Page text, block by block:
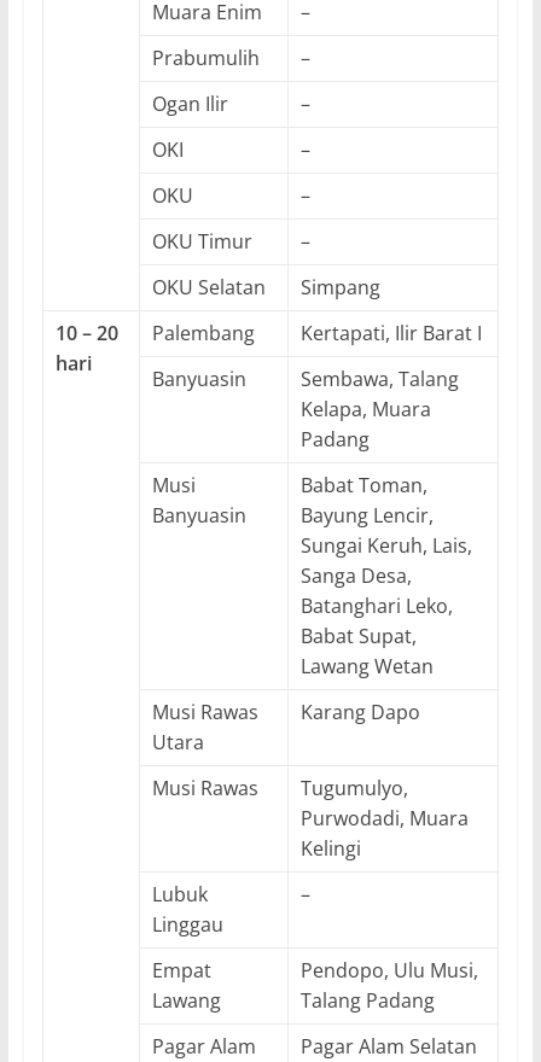
Muara Enim
–
Prabumulih
–
Ogan Ilir
–
OKI
–
OKU
–
OKU Timur
–
OKU Selatan
Simpang
10 – 20
hari
Palembang
Kertapati, Ilir Barat I
Banyuasin
Sembawa, Talang
Kelapa, Muara
Padang
Musi
Banyuasin
Babat Toman,
Bayung Lencir,
Sungai Keruh, Lais,
Sanga Desa,
Batanghari Leko,
Babat Supat,
Lawang Wetan
Musi Rawas
Utara
Karang Dapo
Musi Rawas
Tugumulyo,
Purwodadi, Muara
Kelingi
Lubuk
Linggau
–
Empat
Lawang
Pendopo, Ulu Musi,
Talang Padang
Pagar Alam
Pagar Alam Selatan